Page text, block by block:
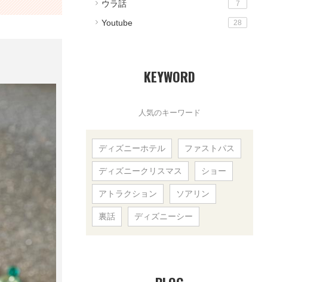
ウラ話 7
Youtube 28
KEYWORD
人気のキーワード
ディズニーホテル ファストパス
ディズニークリスマス ショー
アトラクション ソアリン
裏話 ディズニーシー